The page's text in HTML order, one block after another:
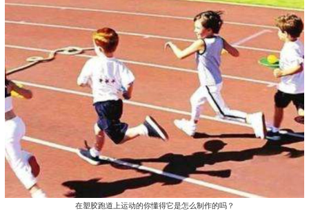
在塑胶跑道上运动的你懂得它是怎么制作的吗？